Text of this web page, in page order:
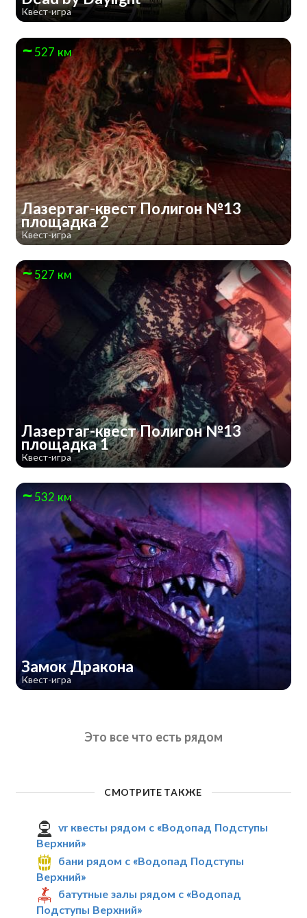
Квест-игра
527 км
Лазертаг-квест Полигон №13
площадка 2
Квест-игра
527 км
Лазертаг-квест Полигон №13
площадка 1
Квест-игра
532 км
Замок Дракона
Квест-игра
Это все что есть рядом
СМОТРИТЕ ТАКЖЕ
vr квесты рядом с «Водопад Подступы
Верхний»
бани рядом с «Водопад Подступы
Верхний»
батутные залы рядом с «Водопад
Подступы Верхний»